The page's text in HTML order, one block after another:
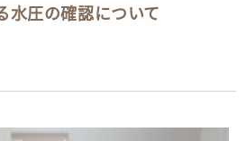
水圧の確認について